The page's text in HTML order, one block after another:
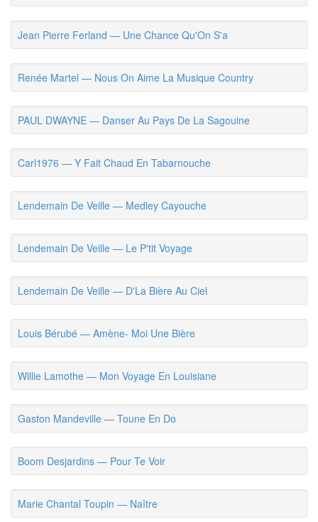
Jean Pierre Ferland — Une Chance Qu'On S'a
Renée Martel — Nous On Aime La Musique Country
PAUL DWAYNE — Danser Au Pays De La Sagouine
Carl1976 — Y Fait Chaud En Tabarnouche
Lendemain De Veille — Medley Cayouche
Lendemain De Veille — Le P'tit Voyage
Lendemain De Veille — D'La Bière Au Ciel
Louis Bérubé — Amène- Moi Une Bière
Willie Lamothe — Mon Voyage En Louisiane
Gaston Mandeville — Toune En Do
Boom Desjardins — Pour Te Voir
Marie Chantal Toupin — Naître